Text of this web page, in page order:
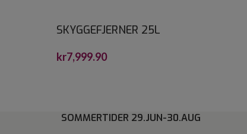
SKYGGEFJERNER 25L
kr7,999.90
SOMMERTIDER 29.JUN-30.AUG